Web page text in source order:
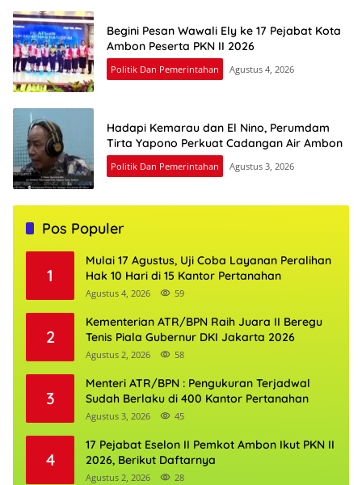
Begini Pesan Wawali Ely ke 17 Pejabat Kota
Ambon Peserta PKN II 2026
Politik Dan Pemerintahan Agustus 4, 2026
Hadapi Kemarau dan El Nino, Perumdam
Tirta Yapono Perkuat Cadangan Air Ambon
Politik Dan Pemerintahan Agustus 3, 2026
Pos Populer
1
Mulai 17 Agustus, Uji Coba Layanan Peralihan
Hak 10 Hari di 15 Kantor Pertanahan
Agustus 4, 2026 59
2
Kementerian ATR/BPN Raih Juara II Beregu
Tenis Piala Gubernur DKI Jakarta 2026
Agustus 2, 2026 58
3
Menteri ATR/BPN : Pengukuran Terjadwal
Sudah Berlaku di 400 Kantor Pertanahan
Agustus 3, 2026 45
4
17 Pejabat Eselon II Pemkot Ambon Ikut PKN II
2026, Berikut Daftarnya
Agustus 2, 2026 28